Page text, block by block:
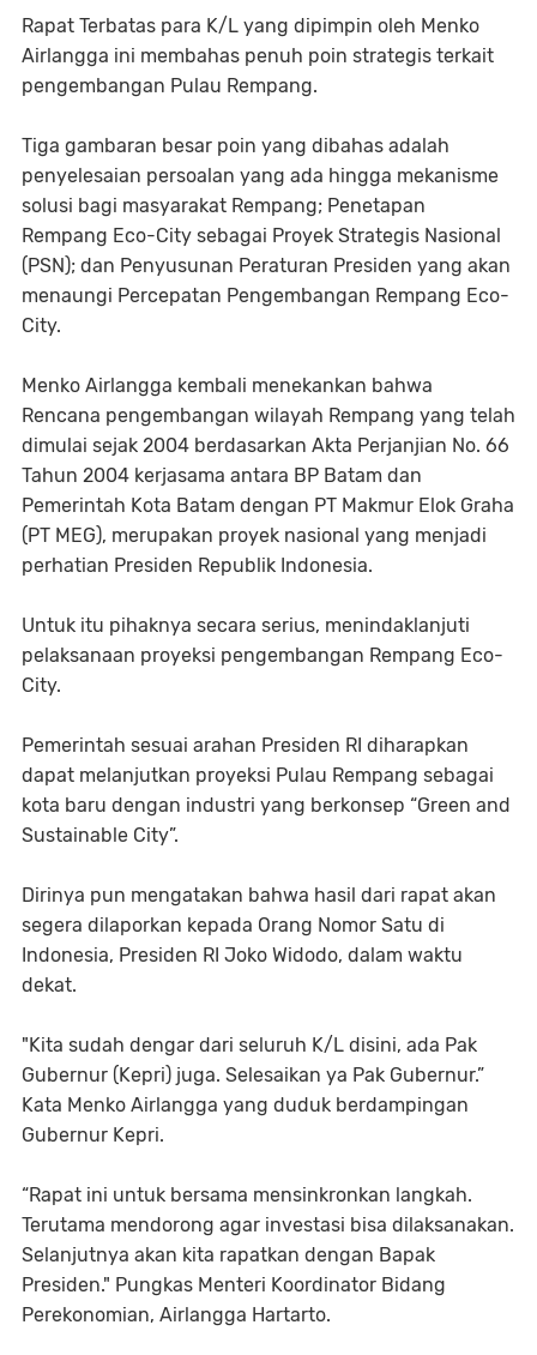
Rapat Terbatas para K/L yang dipimpin oleh Menko
Airlangga ini membahas penuh poin strategis terkait
pengembangan Pulau Rempang.
Tiga gambaran besar poin yang dibahas adalah
penyelesaian persoalan yang ada hingga mekanisme
solusi bagi masyarakat Rempang; Penetapan
Rempang Eco-City sebagai Proyek Strategis Nasional
(PSN); dan Penyusunan Peraturan Presiden yang akan
menaungi Percepatan Pengembangan Rempang Eco-
City.
Menko Airlangga kembali menekankan bahwa
Rencana pengembangan wilayah Rempang yang telah
dimulai sejak 2004 berdasarkan Akta Perjanjian No. 66
Tahun 2004 kerjasama antara BP Batam dan
Pemerintah Kota Batam dengan PT Makmur Elok Graha
(PT MEG), merupakan proyek nasional yang menjadi
perhatian Presiden Republik Indonesia.
Untuk itu pihaknya secara serius, menindaklanjuti
pelaksanaan proyeksi pengembangan Rempang Eco-
City.
Pemerintah sesuai arahan Presiden RI diharapkan
dapat melanjutkan proyeksi Pulau Rempang sebagai
kota baru dengan industri yang berkonsep “Green and
Sustainable City”.
Dirinya pun mengatakan bahwa hasil dari rapat akan
segera dilaporkan kepada Orang Nomor Satu di
Indonesia, Presiden RI Joko Widodo, dalam waktu
dekat.
"Kita sudah dengar dari seluruh K/L disini, ada Pak
Gubernur (Kepri) juga. Selesaikan ya Pak Gubernur.”
Kata Menko Airlangga yang duduk berdampingan
Gubernur Kepri.
“Rapat ini untuk bersama mensinkronkan langkah.
Terutama mendorong agar investasi bisa dilaksanakan.
Selanjutnya akan kita rapatkan dengan Bapak
Presiden." Pungkas Menteri Koordinator Bidang
Perekonomian, Airlangga Hartarto.